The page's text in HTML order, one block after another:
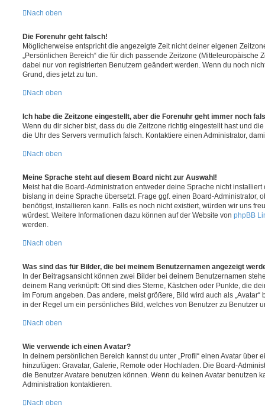
Nach oben
Die Forenuhr geht falsch!
Möglicherweise entspricht die angezeigte Zeit nicht deiner eigenen
„Persönlichen Bereich“ die für dich passende Zeitzone (Mitteleuropäische
dabei nur von registrierten Benutzern geändert werden. Wenn du noch
Grund, dies jetzt zu tun.
Nach oben
Ich habe die Zeitzone eingestellt, aber die Forenuhr geht immer noch
Wenn du dir sicher bist, dass du die Zeitzone richtig eingestellt hast und
die Uhr des Servers vermutlich falsch. Kontaktiere einen Administrator,
Nach oben
Meine Sprache steht auf diesem Board nicht zur Auswahl!
Meist hat die Board-Administration entweder deine Sprache nicht
bislang in deine Sprache übersetzt. Frage ggf. einen Board-Administrator,
benötigst, installieren kann. Falls es noch nicht existiert, würden wir uns
würdest. Weitere Informationen dazu können auf der Website von phpBB
werden.
Nach oben
Was sind das für Bilder, die bei meinem Benutzernamen angezeigt
In der Beitragsansicht können zwei Bilder bei deinem Benutzernamen
deinem Rang verknüpft: Oft sind dies Sterne, Kästchen oder Punkte, die
im Forum angeben. Das andere, meist größere, Bild wird auch als
in der Regel um ein persönliches Bild, welches von Benutzer zu Benutzer
Nach oben
Wie verwende ich einen Avatar?
In deinem persönlichen Bereich kannst du unter „Profil“ einen Avatar über
hinzufügen: Gravatar, Galerie, Remote oder Hochladen. Die Board-
die Benutzer Avatare benutzen können. Wenn du keinen Avatar benutzen
Administration kontaktieren.
Nach oben